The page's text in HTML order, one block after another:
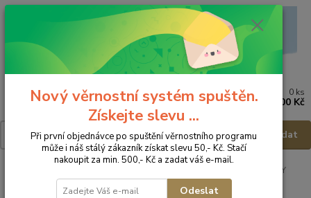
Menu
Hledat
0 ks
0,00 Kč
JACKY
Dětská mikina 1329410 - vel.92
Nový věrnostní systém spuštěn.
Získejte slevu ...
Při první objednávce po spuštění věrnostního programu
může i náš stálý zákazník získat slevu 50,- Kč. Stačí
nakoupit za min. 500,- Kč a zadat váš e-mail.
Odeslat